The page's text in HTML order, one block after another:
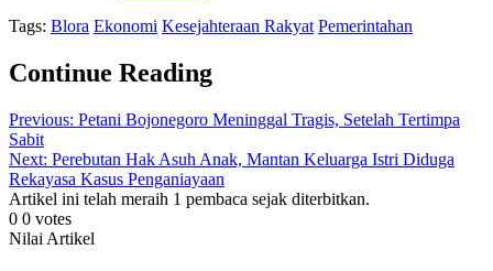
Tags: Blora Ekonomi Kesejahteraan Rakyat Pemerintahan
Continue Reading
Previous: Petani Bojonegoro Meninggal Tragis, Setelah Tertimpa
Sabit
Next: Perebutan Hak Asuh Anak, Mantan Keluarga Istri Diduga
Rekayasa Kasus Penganiayaan
Artikel ini telah meraih 1 pembaca sejak diterbitkan.
0 0 votes
Nilai Artikel